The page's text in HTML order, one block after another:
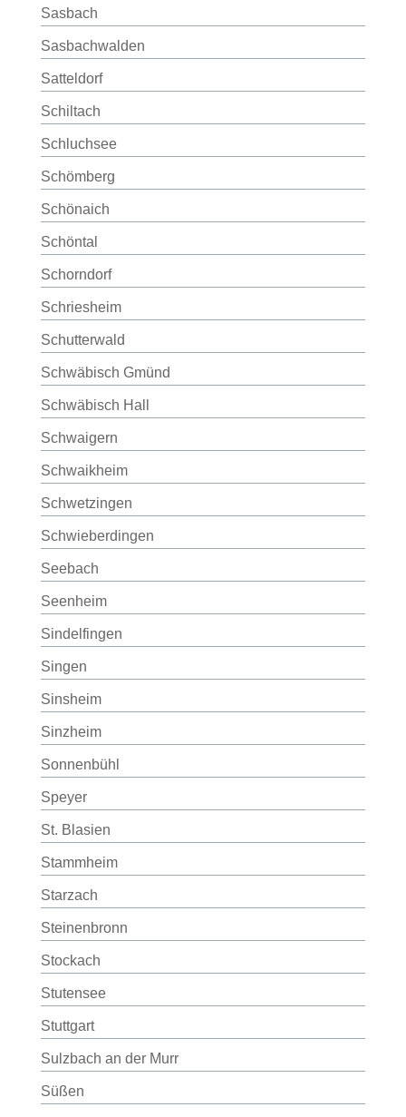
Sasbach
Sasbachwalden
Satteldorf
Schiltach
Schluchsee
Schömberg
Schönaich
Schöntal
Schorndorf
Schriesheim
Schutterwald
Schwäbisch Gmünd
Schwäbisch Hall
Schwaigern
Schwaikheim
Schwetzingen
Schwieberdingen
Seebach
Seenheim
Sindelfingen
Singen
Sinsheim
Sinzheim
Sonnenbühl
Speyer
St. Blasien
Stammheim
Starzach
Steinenbronn
Stockach
Stutensee
Stuttgart
Sulzbach an der Murr
Süßen